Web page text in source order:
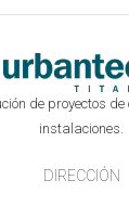
de proyectos
instalaciones.
DIRECCIÓN